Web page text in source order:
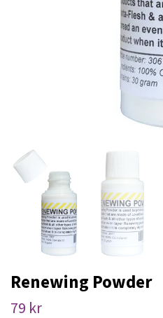
Renewing Powder
79 kr